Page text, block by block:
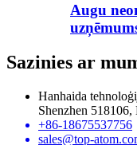
Augu
Sazinies ar
Hanhaida
Shenzhen 518106,
+86-18675537756
sales@top-